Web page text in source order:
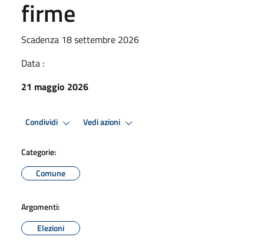
firme
Scadenza 18 settembre 2026
Data :
21 maggio 2026
Condividi Vedi azioni
Categorie:
Comune
Argomenti:
Elezioni